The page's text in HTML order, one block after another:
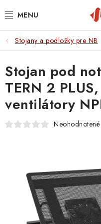
na
NOTEBOOKY
MOBILNÉ ZARIADENIA
PC A KOMPONENTY
PERIFÉRIE
SIETE
ELEKTRONIKA
Stojany a podložky pre NB
Stojan pod
TERN 2
ventilátory
Neohodnotené